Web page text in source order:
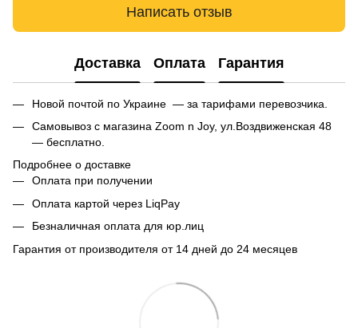
Написать отзыв
Доставка Оплата Гарантия
Новой почтой по Украине — за тарифами перевозчика.
Самовывоз с магазина Zoom n Joy, ул.Воздвиженская 48
— бесплатно.
Подробнее о доставке
Оплата при получении
Оплата картой через LiqPay
Безналичная оплата для юр.лиц
Гарантия от производителя от 14 дней до 24 месяцев